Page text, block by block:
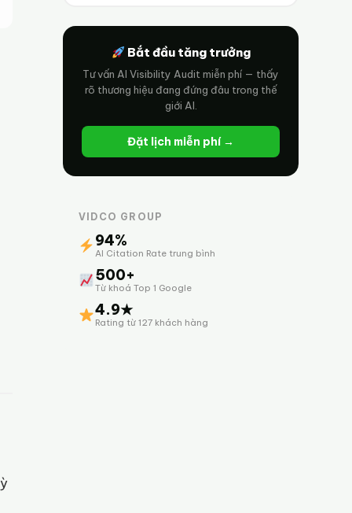
Bắt đầu tăng trưởng
Tư vấn AI Visibility Audit miễn phí — thấy
rõ thương hiệu đang đứng đâu trong thế
giới AI.
Đặt lịch miễn phí →
VIDCO GROUP
94%
AI Citation Rate trung bình
500+
Từ khoá Top 1 Google
4.9★
Rating từ 127 khách hàng